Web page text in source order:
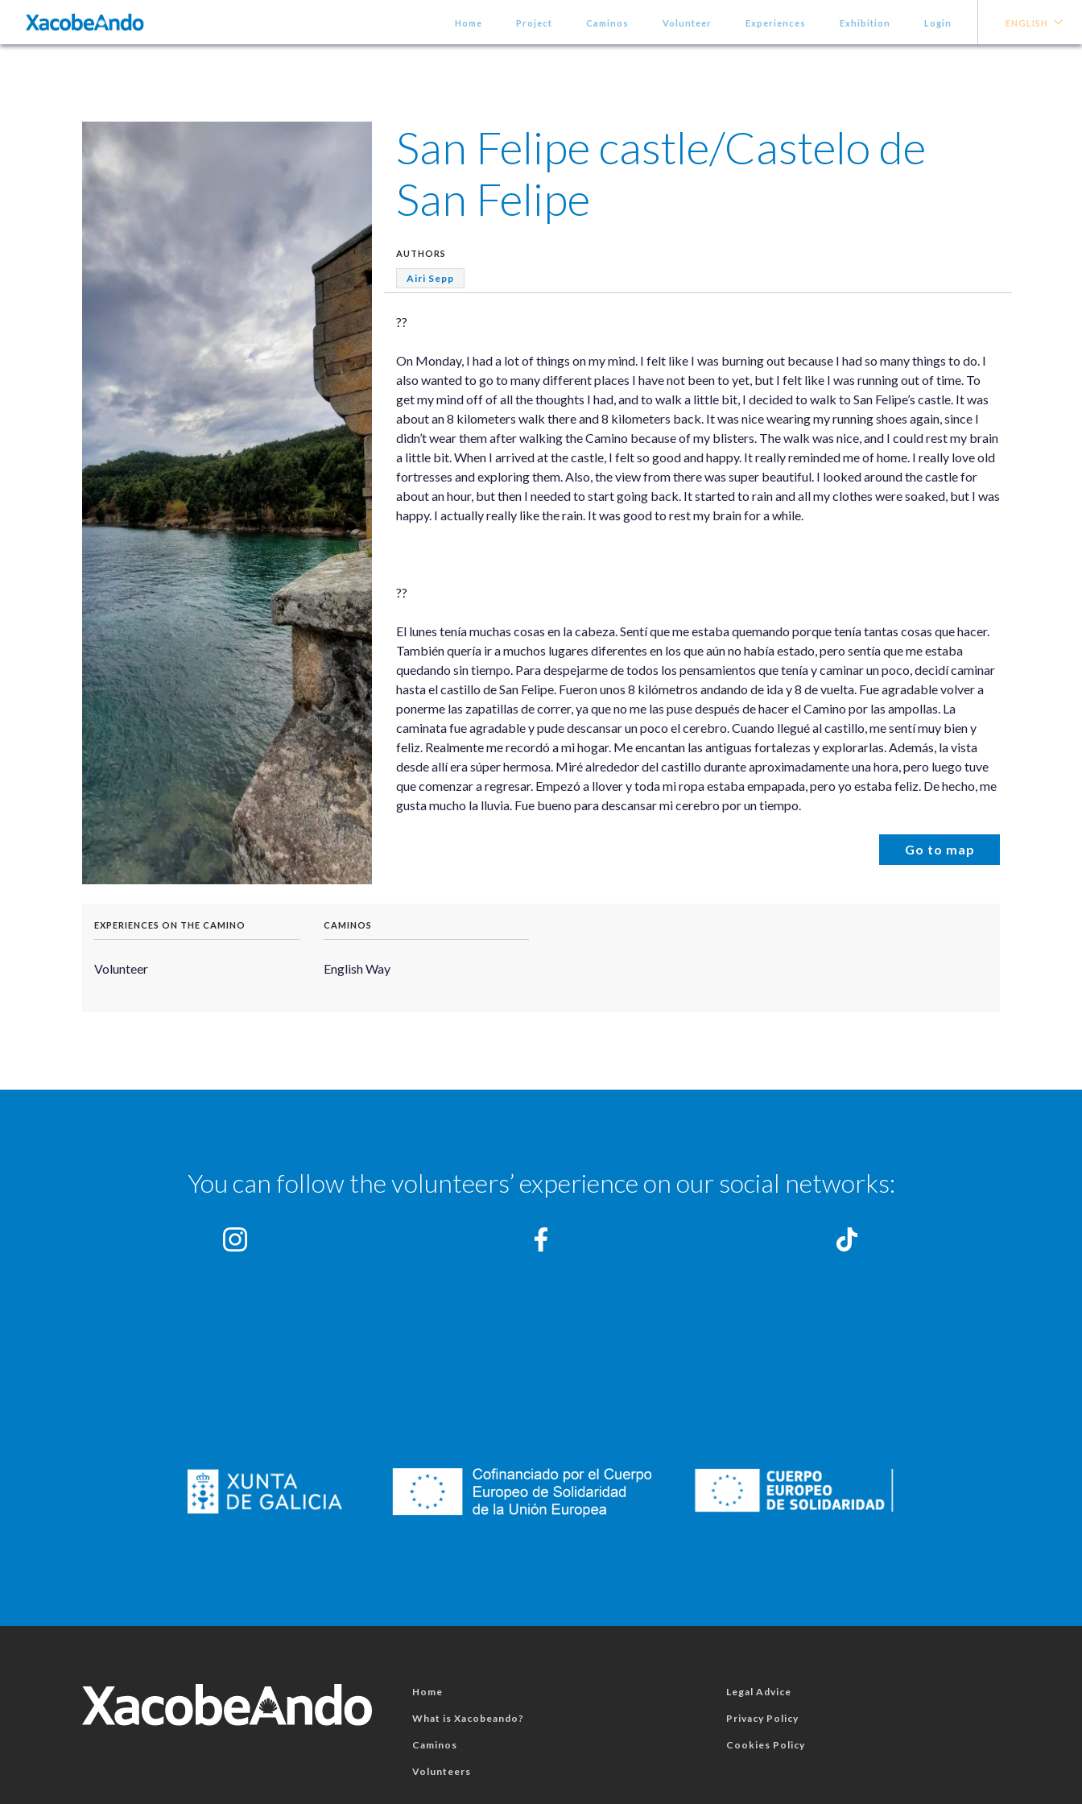
Home Project Caminos Volunteer Experiences Exhibition Login ENGLISH
San Felipe castle/Castelo de
San Felipe
AUTHORS
Airi Sepp
??
On Monday, I had a lot of things on my mind. I felt like I was burning out because I had so many things to do. I
also wanted to go to many different places I have not been to yet, but I felt like I was running out of time. To
get my mind off of all the thoughts I had, and to walk a little bit, I decided to walk to San Felipe’s castle. It was
about an 8 kilometers walk there and 8 kilometers back. It was nice wearing my running shoes again, since I
didn’t wear them after walking the Camino because of my blisters. The walk was nice, and I could rest my brain
a little bit. When I arrived at the castle, I felt so good and happy. It really reminded me of home. I really love old
fortresses and exploring them. Also, the view from there was super beautiful. I looked around the castle for
about an hour, but then I needed to start going back. It started to rain and all my clothes were soaked, but I was
happy. I actually really like the rain. It was good to rest my brain for a while.
??
El lunes tenía muchas cosas en la cabeza. Sentí que me estaba quemando porque tenía tantas cosas que hacer.
También quería ir a muchos lugares diferentes en los que aún no había estado, pero sentía que me estaba
quedando sin tiempo. Para despejarme de todos los pensamientos que tenía y caminar un poco, decidí caminar
hasta el castillo de San Felipe. Fueron unos 8 kilómetros andando de ida y 8 de vuelta. Fue agradable volver a
ponerme las zapatillas de correr, ya que no me las puse después de hacer el Camino por las ampollas. La
caminata fue agradable y pude descansar un poco el cerebro. Cuando llegué al castillo, me sentí muy bien y
feliz. Realmente me recordó a mi hogar. Me encantan las antiguas fortalezas y explorarlas. Además, la vista
desde allí era súper hermosa. Miré alrededor del castillo durante aproximadamente una hora, pero luego tuve
que comenzar a regresar. Empezó a llover y toda mi ropa estaba empapada, pero yo estaba feliz. De hecho, me
gusta mucho la lluvia. Fue bueno para descansar mi cerebro por un tiempo.
Go to map
EXPERIENCES ON THE CAMINO
Volunteer
CAMINOS
English Way
You can follow the volunteers’ experience on our social networks:
Home
What is Xacobeando?
Caminos
Volunteers
Legal Advice
Privacy Policy
Cookies Policy